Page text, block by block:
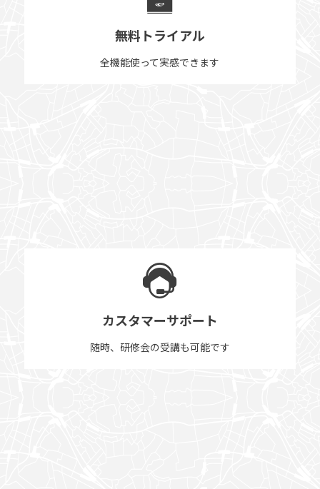
無料トライアル
全機能使って実感できます
カスタマーサポート
随時、研修会の受講も可能です